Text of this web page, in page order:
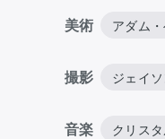
美術 アダム
撮影 ジェイ
音楽 クリス